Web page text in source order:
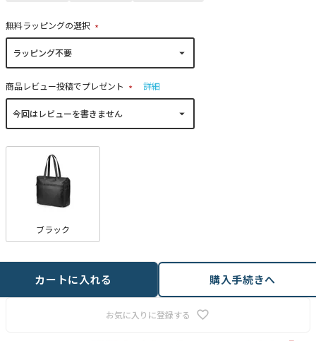
無料ラッピングの選択
(
商品レビュー投稿でプレゼント
(
詳細
ブラック
お気に入りに登録する
カートに入れる 購入手続きへ